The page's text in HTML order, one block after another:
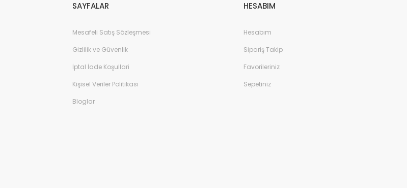
SAYFALAR
Mesafeli Satış Sözleşmesi
Gizlilik ve Güvenlik
İptal İade Koşullari
Kişisel Veriler Politikası
Bloglar
HESABIM
Hesabım
Sipariş Takip
Favorileriniz
Sepetiniz